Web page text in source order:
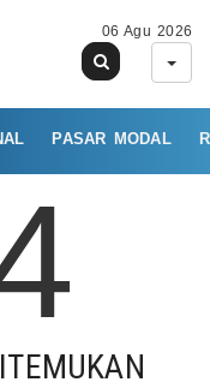
06 Agu 2026
PASAR MODAL